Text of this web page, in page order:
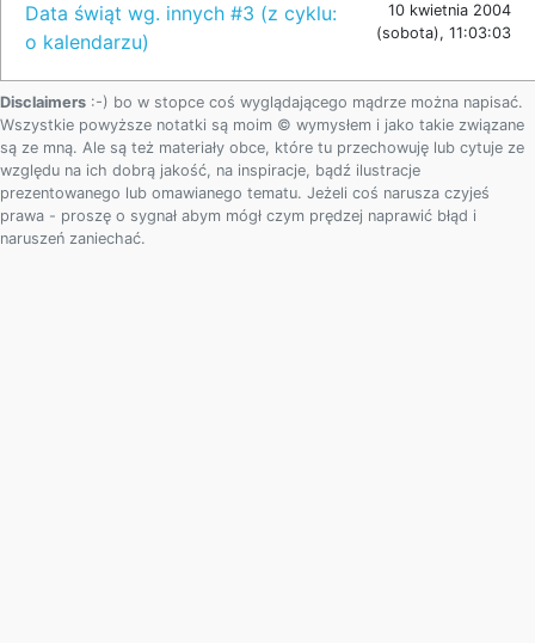
Data świąt wg. innych #3 (z cyklu:
o kalendarzu)
10 kwietnia 2004
(sobota), 11:03:03
Disclaimers :-) bo w stopce coś wyglądającego mądrze można napisać.
Wszystkie powyższe notatki są moim © wymysłem i jako takie związane
są ze mną. Ale są też materiały obce, które tu przechowuję lub cytuje ze
względu na ich dobrą jakość, na inspiracje, bądź ilustracje
prezentowanego lub omawianego tematu. Jeżeli coś narusza czyjeś
prawa - proszę o sygnał abym mógł czym prędzej naprawić błąd i
naruszeń zaniechać.